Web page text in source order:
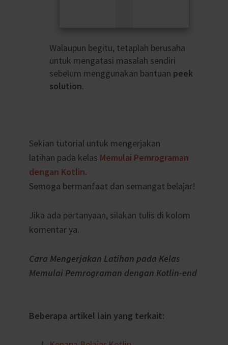
Walaupun begitu, tetaplah berusaha
untuk mengatasi masalah sendiri
sebelum menggunakan bantuan peek
solution.
Sekian tutorial untuk mengerjakan
latihan pada kelas Memulai Pemrograman
dengan Kotlin.
Semoga bermanfaat dan semangat belajar!
Jika ada pertanyaan, silakan tulis di kolom
komentar ya.
Cara Mengerjakan Latihan pada Kelas
Memulai Pemrograman dengan Kotlin-end
Beberapa artikel lain yang terkait: